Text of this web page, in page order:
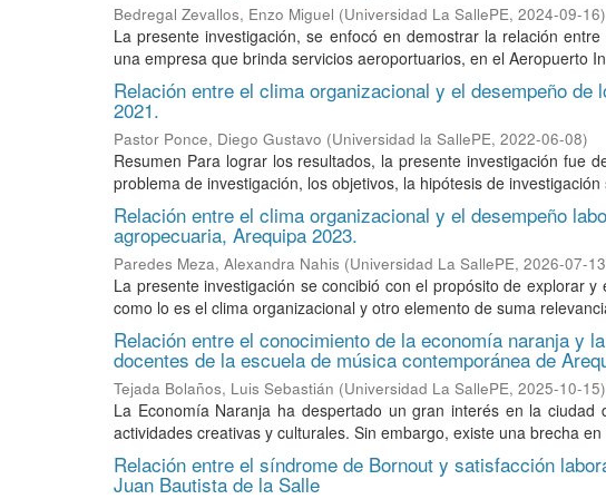
Bedregal Zevallos, Enzo Miguel (Universidad La SallePE, 2024-09-16)
La presente investigación, se enfocó en demostrar la relación
una empresa que brinda servicios aeroportuarios, en el Aeropuerto
Relación entre el clima organizacional y el desempeño
2021.
Pastor Ponce, Diego Gustavo (Universidad la SallePE, 2022-06-08)
Resumen Para lograr los resultados, la presente investigación fue
problema de investigación, los objetivos, la hipótesis de investigación
Relación entre el clima organizacional y el desempeño
agropecuaria, Arequipa 2023.
Paredes Meza, Alexandra Nahis (Universidad La SallePE, 2026-07-13
La presente investigación se concibió con el propósito de explorar
como lo es el clima organizacional y otro elemento de suma
Relación entre el conocimiento de la economía naranja y
docentes de la escuela de música contemporánea de
Tejada Bolaños, Luis Sebastián (Universidad La SallePE, 2025-10-15)
La Economía Naranja ha despertado un gran interés en la
actividades creativas y culturales. Sin embargo, existe una brecha
Relación entre el síndrome de Bornout y satisfacción
Juan Bautista de la Salle